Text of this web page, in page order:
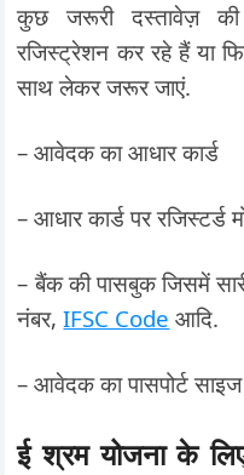
कुछ जरूरी दस्तावेज़
रजिस्ट्रेशन कर रहे हैं या
साथ लेकर जरूर जाएं.
– आवेदक का आधार कार्ड
– आधार कार्ड पर रजिस्टर्ड
– बैंक की पासबुक जिसमें
नंबर,IFSC Code आदि.
– आवेदक का पासपोर्ट
ई श्रम योजना के